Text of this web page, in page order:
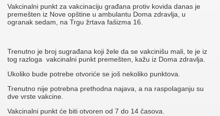
Vakcinalni punkt za vakcinaciju građana protiv kovida danas je
premešten iz Nove opštine u ambulantu Doma zdravlja, u
ogranak sedam, na Trgu žrtava fašizma 16.
Trenutno je broj sugrađana koji žele da se vakcinišu mali, te je iz
tog razloga vakcinalni punkt premešten, kažu iz Doma zdravlja.
Ukoliko bude potrebe otvoriće se još nekoliko punktova.
Trenutno nije potrebna prethodna najava, a na raspolaganju su
dve vrste vakcine.
Vakcinalni punkt će biti otvoren od 7 do 14 časova.